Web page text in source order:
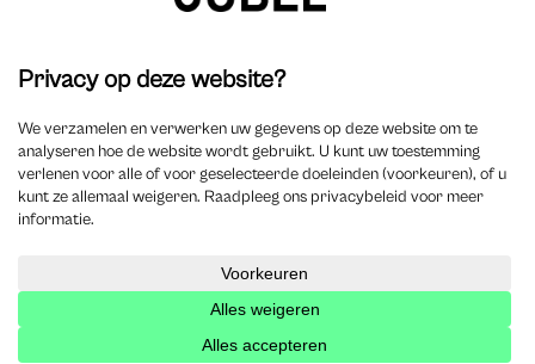
Auteurs
Overzicht auteurs
Auteur worden?
2025 Jubel – Webdesign byWisemen
Cookieverklaring–Disclaimer–